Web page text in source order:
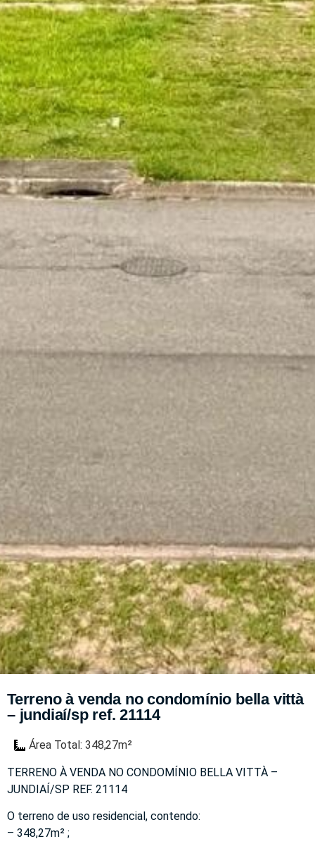
Terreno à venda no condomínio bella vittà
– jundiaí/sp ref. 21114
Área Total: 348,27m²
TERRENO À VENDA NO CONDOMÍNIO BELLA VITTÀ –
JUNDIAÍ/SP REF. 21114
O terreno de uso residencial, contendo:
– 348,27m² ;